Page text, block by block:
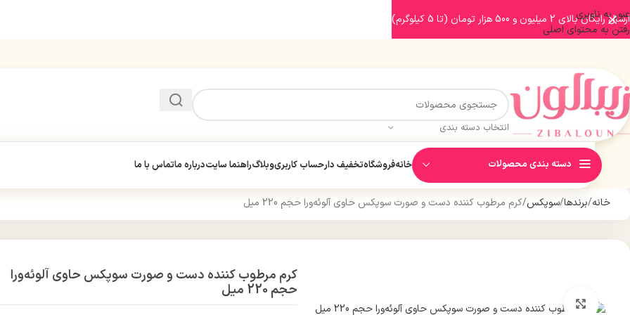
عبور به ناوبری
رفتن به محتوای اصلی
انتخاب دسته بندی
دسته بندی محصولات خانهفروشگاهتخفیف دارحساب کاربریوبلاگراهنما سایتدرباره ماتماس با ما
خانه برندها سوپکس کرم مرطوب کننده دست و صورت سوپکس حاوی آلوئه‌ورا حجم 220 میل
بزرگنمایی تصویر
کرم مرطوب کننده دست و صورت سوپکس حاوی آلوئه‌ورا
حجم 220 میل
ارسال رایگان بالای 2 میلیون و 500 هزار تومان (تا 5 کیلوگرم)